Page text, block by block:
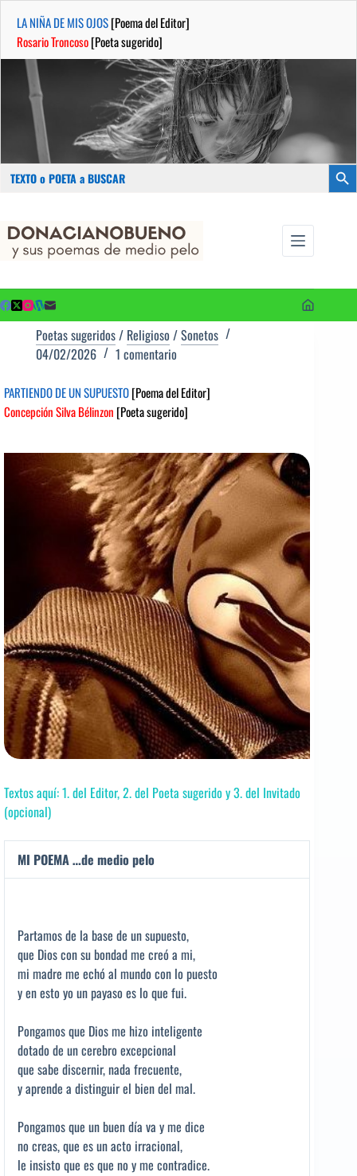
LA NIÑA DE MIS OJOS[Poema del Editor]
Rosario Troncoso[Poeta sugerido]
Buscar:
contenido
Poetas sugeridos/ Religioso /Sonetos
04/02/2026
1 comentario
PARTIENDO DE UN SUPUESTO[Poema del Editor]
Concepción Silva Bélinzon [Poeta sugerido]
Textos aquí: 1. del Editor, 2. del Poeta sugerido y 3. del Invitado
(opcional)
MI POEMA …de medio pelo
Partamos de la base de un supuesto,
que Dios con su bondad me creó a mi,
mi madre me echó al mundo con lo puesto
y en esto yo un payaso es lo que fui.
Pongamos que Dios me hizo inteligente
dotado de un cerebro excepcional
que sabe discernir, nada frecuente,
y aprende a distinguir el bien del mal.
Pongamos que un buen día va y me dice
no creas, que es un acto irracional,
le insisto que es que no y me contradice.